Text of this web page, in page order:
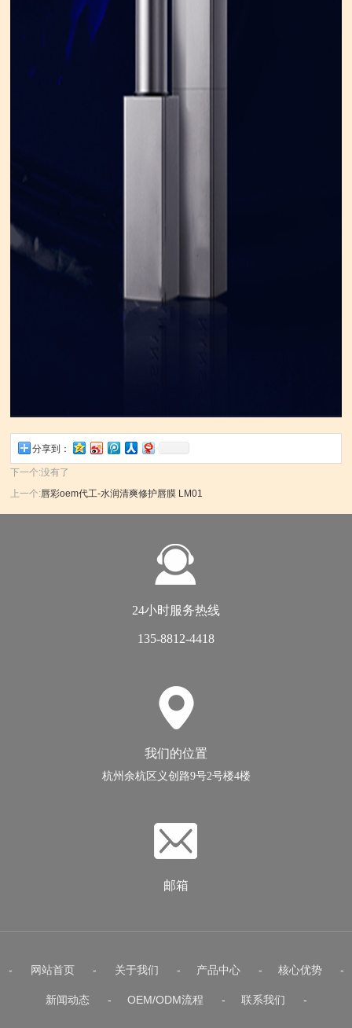
分享到：
下一个:没有了
上一个:唇彩oem代工-水润清爽修护唇膜 LM01
24小时服务热线
135-8812-4418
我们的位置
杭州余杭区义创路9号2号楼4楼
邮箱
- 网站首页 - 关于我们 - 产品中心 - 核心优势 -
新闻动态 - OEM/ODM流程 - 联系我们 -